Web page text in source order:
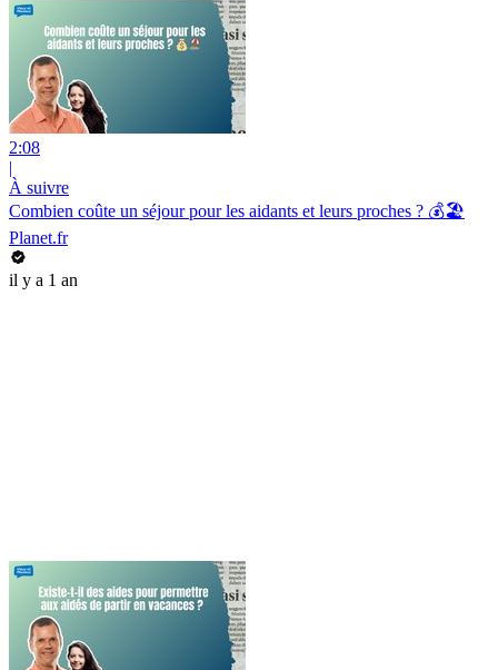
2:08
|
À suivre
Combien coûte un séjour pour les aidants et leurs proches ? 💰🏖️
Planet.fr
il y a 1 an